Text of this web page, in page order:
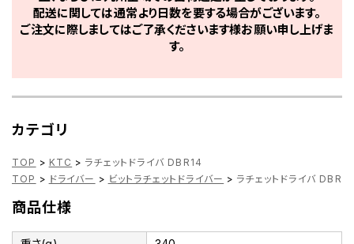
配送に関しては通常より日数を要する場合がございます。
ご注文に際しましてはご了承くださいます様お願い申し上げま
す。
カテゴリ
TOP > KTC > ラチェットドライバ DBR14
TOP > ドライバー > ビットラチェットドライバー > ラチェットドライバ DBR14
商品仕様